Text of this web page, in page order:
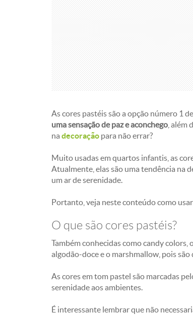
As cores pastéis são a opção número 1
uma sensação de paz e aconchego , além
na decoração para não errar?
Muito usadas em quartos infantis, as
Atualmente, elas são uma tendência na
um ar de serenidade.
Portanto, veja neste conteúdo como
O que são cores pastéis?
Também conhecidas como candy colors,
algodão-doce e o marshmallow, pois são
As cores em tom pastel são marcadas
serenidade aos ambientes.
É interessante lembrar que não